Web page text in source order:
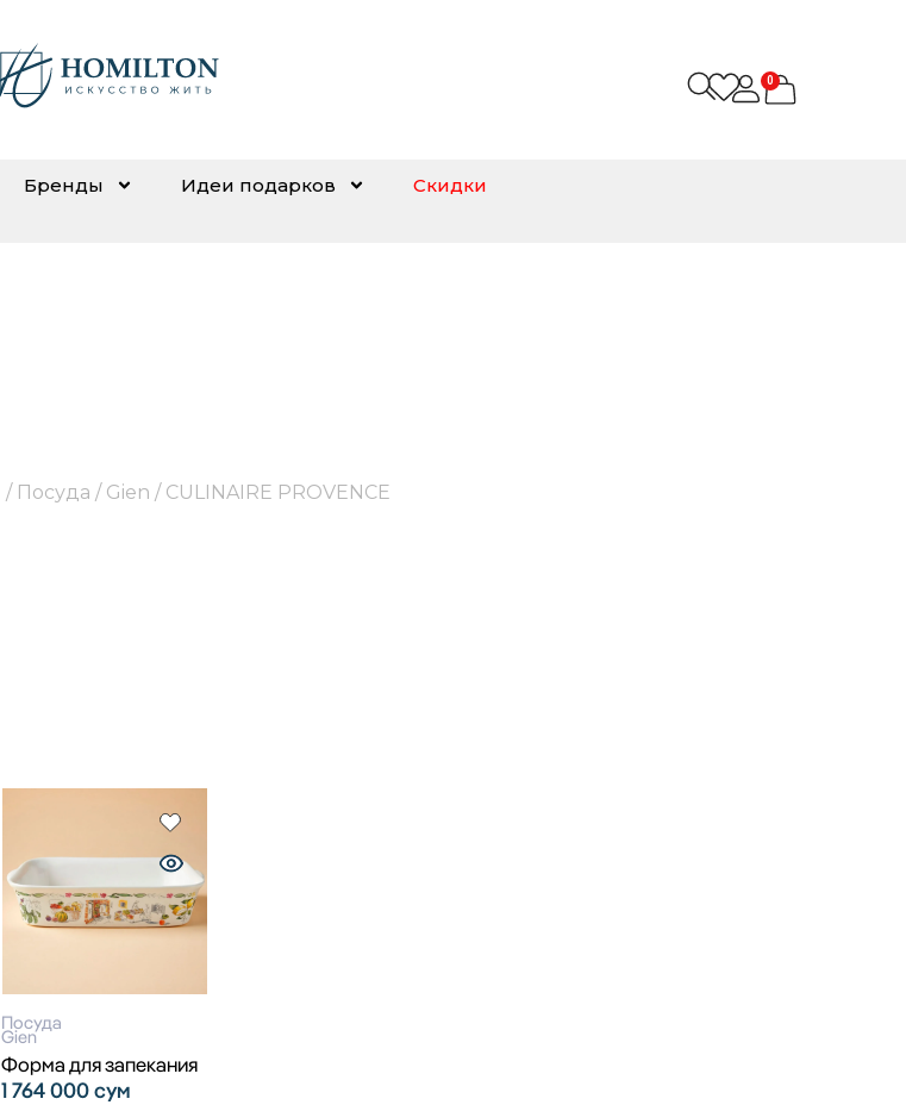
0
Бренды Идеи подарков Скидки
/ Посуда / Gien / CULINAIRE PROVENCE
Посуда
Gien
Форма для запекания
1 764 000сум